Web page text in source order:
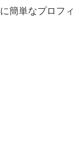
簡単なプロフィ